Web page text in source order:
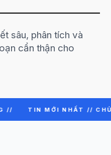
sâu, phân tích và
cẩn thận cho
// TIN MỚI NHẤT //